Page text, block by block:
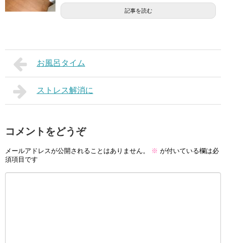
記事を読む
お風呂タイム
ストレス解消に
コメントをどうぞ
メールアドレスが公開されることはありません。 ※ が付いている欄は必
須項目です